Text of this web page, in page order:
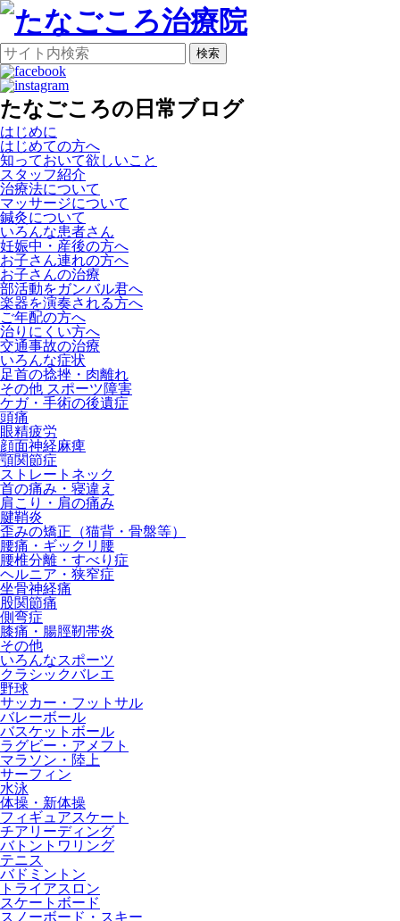
検索
たなごころの日常ブログ
はじめに
はじめての方へ
知っておいて欲しいこと
スタッフ紹介
治療法について
マッサージについて
鍼灸について
いろんな患者さん
妊娠中・産後の方へ
お子さん連れの方へ
お子さんの治療
部活動をガンバル君へ
楽器を演奏される方へ
ご年配の方へ
治りにくい方へ
交通事故の治療
いろんな症状
足首の捻挫・肉離れ
その他 スポーツ障害
ケガ・手術の後遺症
頭痛
眼精疲労
顔面神経麻痺
顎関節症
ストレートネック
首の痛み・寝違え
肩こり・肩の痛み
腱鞘炎
歪みの矯正（猫背・骨盤等）
腰痛・ギックリ腰
腰椎分離・すべり症
ヘルニア・狭窄症
坐骨神経痛
股関節痛
側弯症
膝痛・腸脛靭帯炎
その他
いろんなスポーツ
クラシックバレエ
野球
サッカー・フットサル
バレーボール
バスケットボール
ラグビー・アメフト
マラソン・陸上
サーフィン
水泳
体操・新体操
フィギュアスケート
チアリーディング
バトントワリング
テニス
バドミントン
トライアスロン
スケートボード
スノーボード・スキー